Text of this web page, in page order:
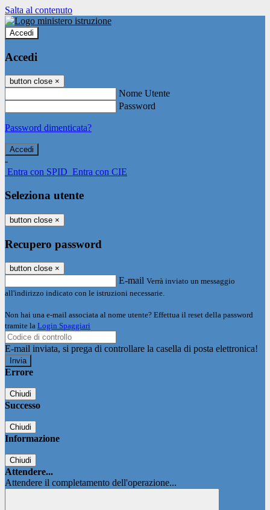
Salta al contenuto
Accedi
Accedi
button close ×
Nome Utente
Password
Password dimenticata?
-
Entra con SPID Entra con CIE
Seleziona utente
button close ×
Recupero password
button close ×
E-mail Verrà inviato un messaggio
all'indirizzo indicato con le istruzioni necessarie.
Non hai una e-mail associata al nome utente? Effettua il reset della password
tramite la Login Spaggiari
E-mail inviata, si prega di controllare la casella di posta elettronica!
Errore
Chiudi
Successo
Chiudi
Informazione
Chiudi
Attendere...
Attendere il completamento dell'operazione...